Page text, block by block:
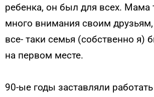
ребенка, он был для всех. Мама
много внимания своим
все- таки семья (собственно я)
на первом месте.
90-ые годы заставляли